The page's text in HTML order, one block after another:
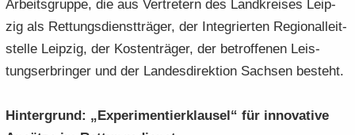
Ar­beits­grup­pe, die aus Ver­tre­tern des Land­krei­ses Leip­
zig als Ret­tungs­dienst­trä­ger, der In­te­grier­ten Re­gio­nal­leit­
stel­le Leip­zig, der Kos­ten­trä­ger, der be­trof­fe­nen Leis­
tungs­er­brin­ger und der Lan­des­di­rek­ti­on Sach­sen be­steht.
Hin­ter­grund: „Ex­pe­ri­men­tier­klau­sel“ für in­no­va­ti­ve